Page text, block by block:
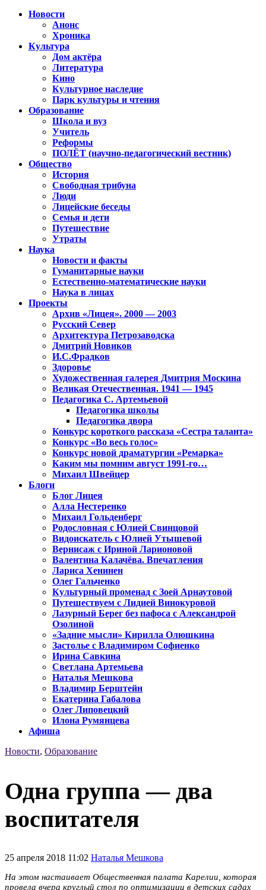
Новости
Анонс
Хроника
Культура
Дом актёра
Литература
Кино
Культурное наследие
Парк культуры и чтения
Образование
Школа и вуз
Учитель
Реформы
ПОЛЁТ (научно-педагогический вестник)
Общество
История
Свободная трибуна
Люди
Лицейские беседы
Семья и дети
Путешествие
Утраты
Наука
Новости и факты
Гуманитарные науки
Естественно-математические науки
Наука в лицах
Проекты
Архив «Лицея». 2000 — 2003
Русский Север
Архитектура Петрозаводска
Дмитрий Новиков
И.С.Фрадков
Здоровье
Художественная галерея Дмитрия Москина
Великая Отечественная. 1941 — 1945
Педагогика С. Артемьевой
Педагогика школы
Педагогика двора
Конкурс короткого рассказа «Сестра таланта»
Конкурс «Во весь голос»
Конкурс новой драматургии «Ремарка»
Каким мы помним август 1991-го…
Михаил Швейцер
Блоги
Блог Лицея
Алла Нестеренко
Михаил Гольденберг
Родословная с Юлией Свинцовой
Видоискатель с Юлией Утышевой
Вернисаж с Ириной Ларионовой
Валентина Калачёва. Впечатления
Лариса Хенинен
Олег Гальченко
Культурный променад с Зоей Арнаутовой
Путешествуем с Лидией Винокуровой
Лазурный Берег без пафоса с Александрой
Озолиной
«Задние мысли» Кирилла Олюшкина
Застолье с Владимиром Софиенко
Ирина Савкина
Светлана Артемьева
Наталья Мешкова
Владимир Берштейн
Екатерина Габалова
Олег Липовецкий
Илона Румянцева
Афиша
Новости, Образование
Одна группа — два
воспитателя
25 апреля 2018 11:02 Наталья Мешкова
На этом настаивает Общественная палата Карелии, которая
провела вчера круглый стол по оптимизации в детских садах